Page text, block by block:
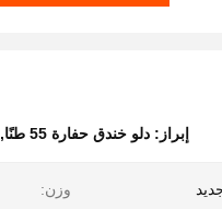
إبراز: دلو خندق حفارة 55 طنًا ,
وزن: